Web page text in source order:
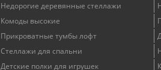
Недорогие деревянные стеллажи
Комоды высокие
Прикроватные тумбы лофт
Стеллажи для спальни
Детские полки для игрушек